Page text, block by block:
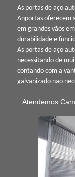
As portas de aço
Anportas oferecem
em grandes vãos
durabilidade e
As portas de aço
necessitando de
contando com a
galvanizado não
Atendemos